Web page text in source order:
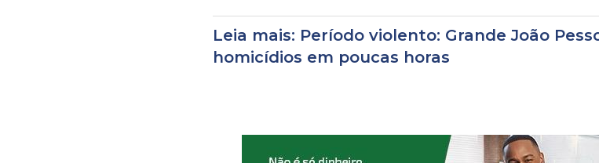
Leia mais: Período violento: Grande João
homicídios em poucas horas